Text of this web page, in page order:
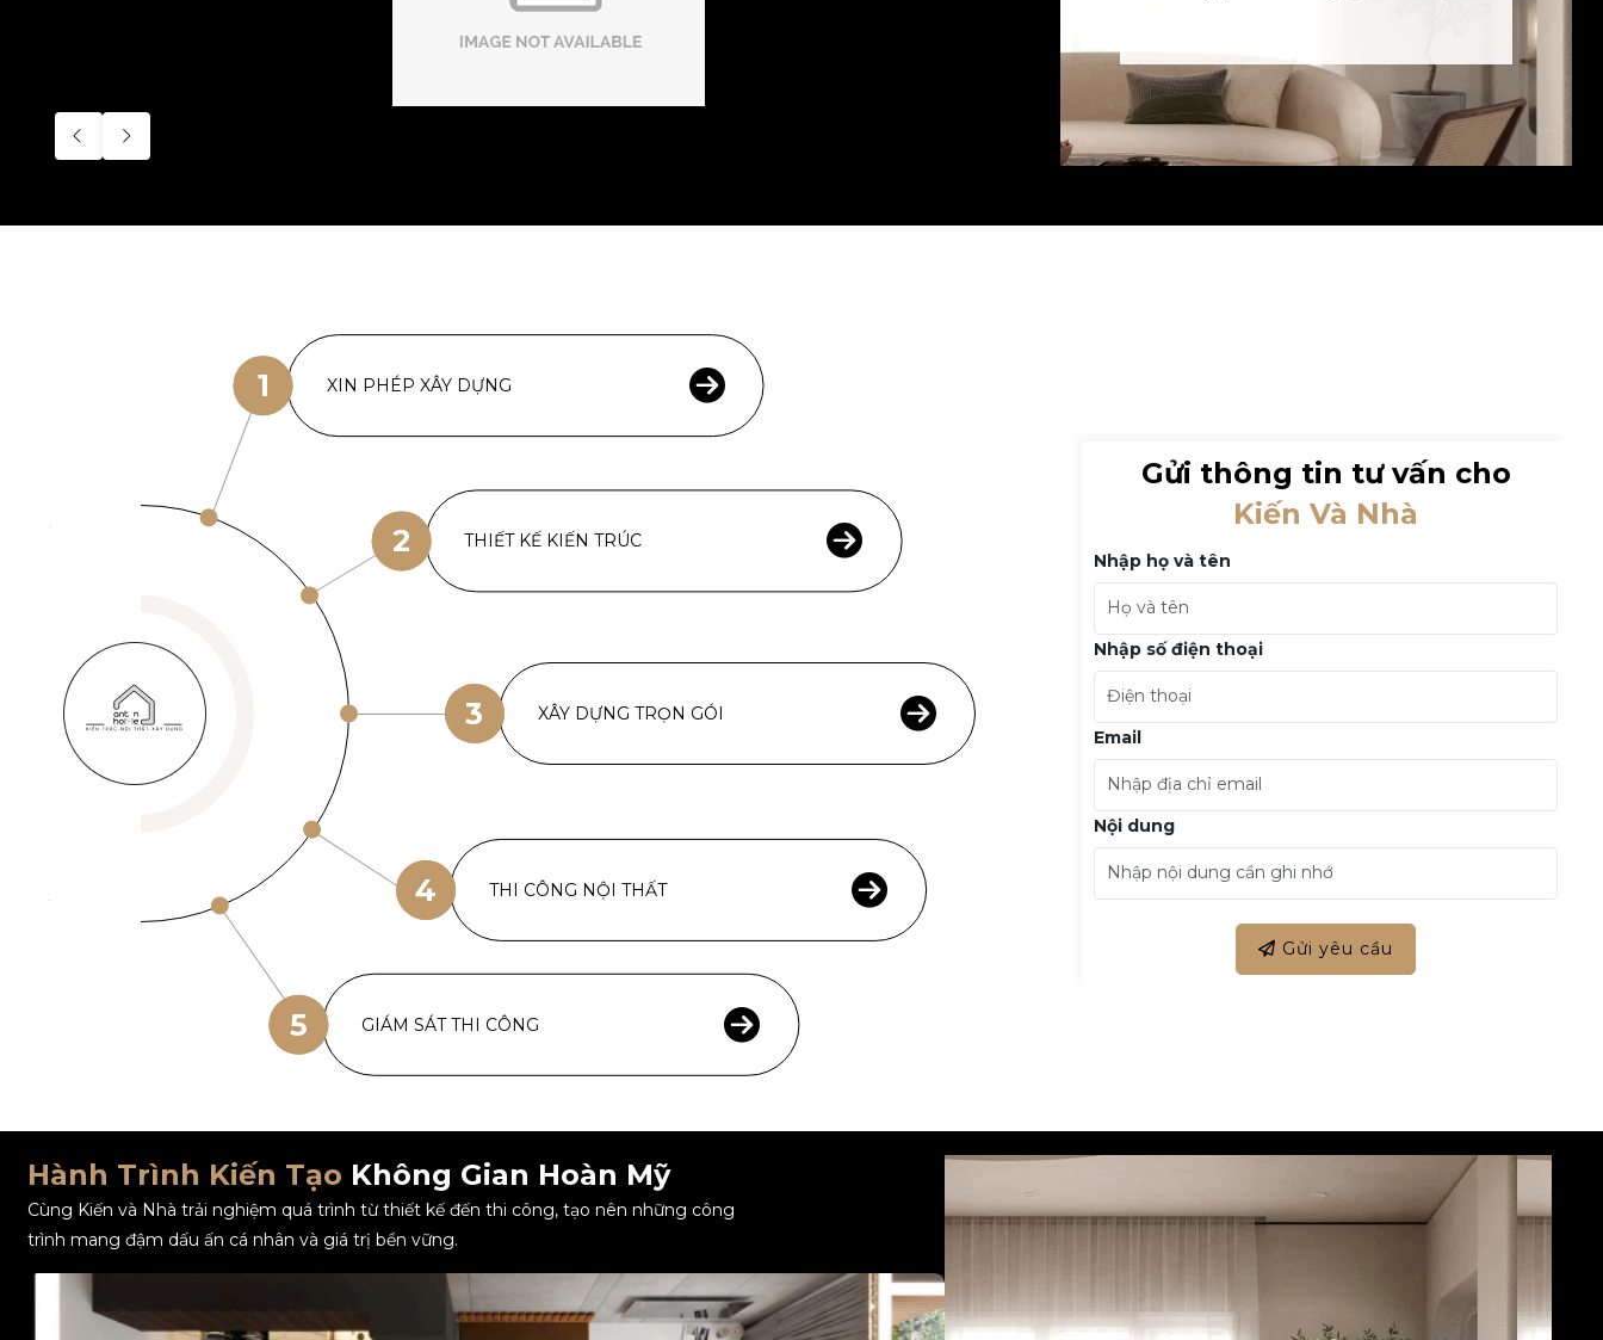
1 XIN PHÉP XÂY DỰNG
2 THIẾT KẾ KIẾN TRÚC
3 XÂY DỰNG TRỌN GÓI
4 THI CÔNG NỘI THẤT
5 GIÁM SÁT THI CÔNG
Gửi thông tin tư vấn cho
Kiến Và Nhà
Nhập họ và tên
Nhập số điện thoại
Email
Nội dung
Gửi yêu cầu
Hành Trình Kiến Tạo Không Gian Hoàn Mỹ
Cùng Kiến và Nhà trải nghiệm quá trình từ thiết kế đến thi công, tạo nên những công
trình mang đậm dấu ấn cá nhân và giá trị bền vững.